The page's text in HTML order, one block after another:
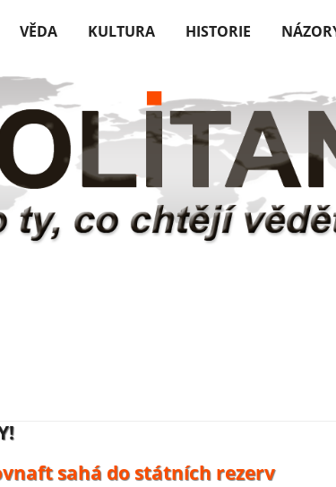
sahá do státních rezerv
DRONŮ:
daňový poplatníci
VĚDA KULTURA HISTORIE